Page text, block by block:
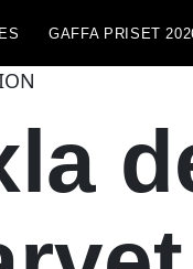
GAFFA PRISET